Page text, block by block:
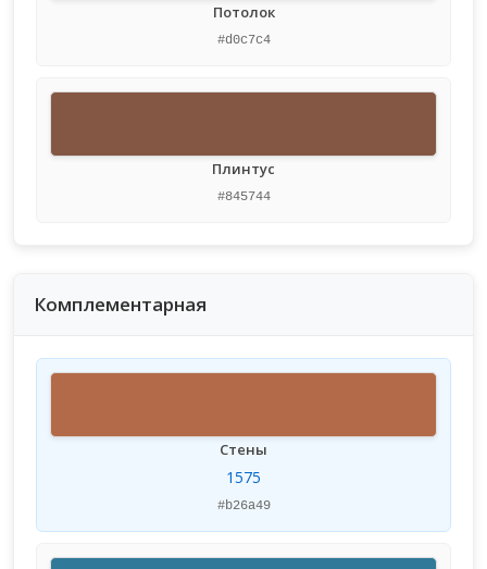
Потолок
#d0c7c4
Плинтус
#845744
Комплементарная
Стены
1575
#b26a49